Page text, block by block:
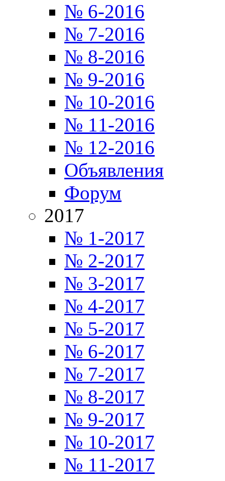
№ 6-2016
№ 7-2016
№ 8-2016
№ 9-2016
№ 10-2016
№ 11-2016
№ 12-2016
Объявления
Форум
2017
№ 1-2017
№ 2-2017
№ 3-2017
№ 4-2017
№ 5-2017
№ 6-2017
№ 7-2017
№ 8-2017
№ 9-2017
№ 10-2017
№ 11-2017